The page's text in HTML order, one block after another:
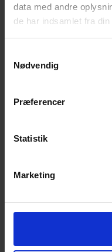
data med andre
de har indsamlet fra
Nødvendig
Præferencer
Statistik
Marketing
Dyrenes positioner og